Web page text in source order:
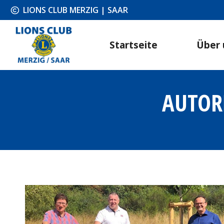
LIONS CLUB MERZIG | SAAR
Startseite Über